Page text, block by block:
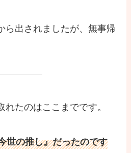
ら出されましたが、無事帰
たのはここまでです。
世の推し』だったのです